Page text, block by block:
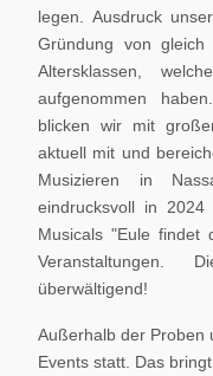
legen. Ausdruck
Gründung von gleich
Altersklassen,
aufgenommen
blicken wir mit
aktuell mit und
Musizieren in
eindrucksvoll in
Musicals "Eule findet
Veranstaltungen.
überwältigend!
Außerhalb der Proben
Events statt. Das